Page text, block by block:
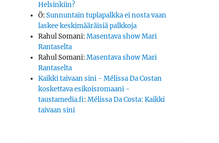
Helsinkiin?
Ö:Sunnuntain tuplapalkka ei nosta vaan
laskee keskimääräisiä palkkoja
Rahul Somani:Masentava show Mari
Rantaselta
Rahul Somani:Masentava show Mari
Rantaselta
Kaikki taivaan sini - Mélissa Da Costan
koskettava esikoisromaani -
taustamedia.fi:Mélissa Da Costa: Kaikki
taivaan sini